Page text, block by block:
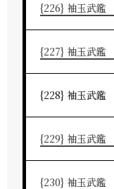
{226} 袖玉武鑑
{227} 袖玉武鑑
{228} 袖玉武鑑
{229} 袖玉武鑑
{230} 袖玉武鑑